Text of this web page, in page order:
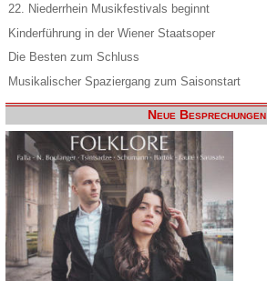
22. Niederrhein Musikfestivals beginnt
Kinderführung in der Wiener Staatsoper
Die Besten zum Schluss
Musikalischer Spaziergang zum Saisonstart
Neue Besprechungen